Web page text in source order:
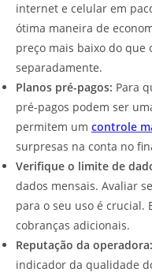
internet e celular em
ótima maneira de
preço mais baixo do que
separadamente.
Planos pré-pagos: Para
pré-pagos podem ser
permitem um controle
surpresas na conta no
Verifique o limite de
dados mensais. Avaliar
para o seu uso é crucial.
cobranças adicionais.
Reputação da operadora:
indicador da qualidade